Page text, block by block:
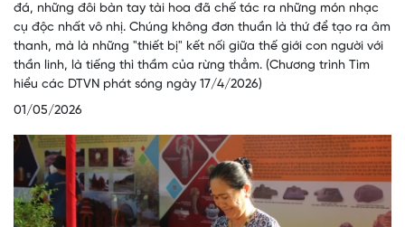
đá, những đôi bàn tay tài hoa đã chế tác ra những món nhạc
cụ độc nhất vô nhị. Chúng không đơn thuần là thứ để tạo ra âm
thanh, mà là những "thiết bị" kết nối giữa thế giới con người với
thần linh, là tiếng thì thầm của rừng thẳm. (Chương trình Tìm
hiểu các DTVN phát sóng ngày 17/4/2026)
01/05/2026